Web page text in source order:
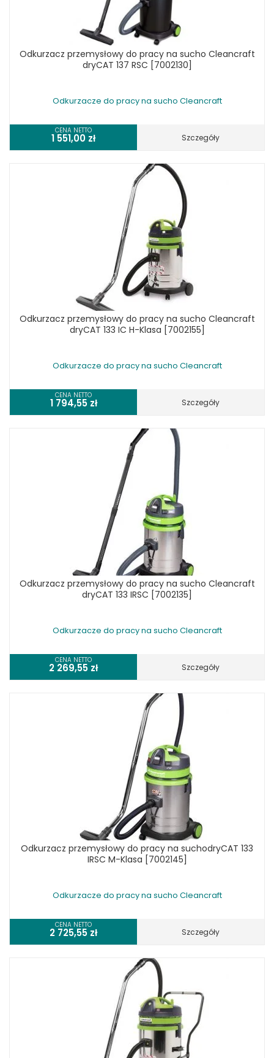
Odkurzacz przemysłowy do pracy na sucho Cleancraft
dryCAT 137 RSC [7002130]
Odkurzacze do pracy na sucho Cleancraft
CENA NETTO
1 551,00 zł Szczegóły
Odkurzacz przemysłowy do pracy na sucho Cleancraft
dryCAT 133 IC H-Klasa [7002155]
Odkurzacze do pracy na sucho Cleancraft
CENA NETTO
1 794,55 zł Szczegóły
Odkurzacz przemysłowy do pracy na sucho Cleancraft
dryCAT 133 IRSC [7002135]
Odkurzacze do pracy na sucho Cleancraft
CENA NETTO
2 269,55 zł Szczegóły
Odkurzacz przemysłowy do pracy na suchodryCAT 133
IRSC M-Klasa [7002145]
Odkurzacze do pracy na sucho Cleancraft
CENA NETTO
2 725,55 zł Szczegóły